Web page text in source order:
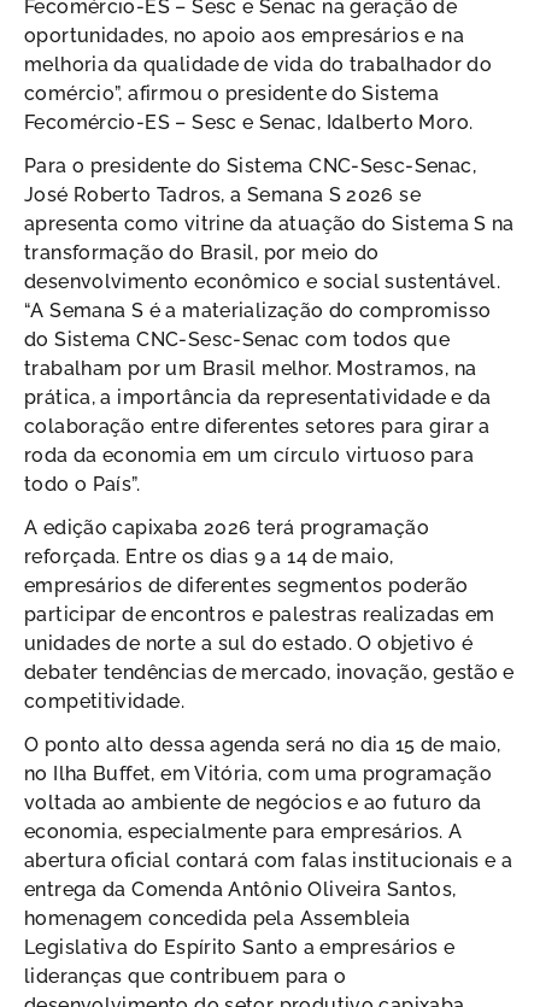
Fecomércio-ES – Sesc e Senac na geração de
oportunidades, no apoio aos empresários e na
melhoria da qualidade de vida do trabalhador do
comércio”, afirmou o presidente do Sistema
Fecomércio-ES – Sesc e Senac, Idalberto Moro.
Para o presidente do Sistema CNC-Sesc-Senac,
José Roberto Tadros, a Semana S 2026 se
apresenta como vitrine da atuação do Sistema S na
transformação do Brasil, por meio do
desenvolvimento econômico e social sustentável.
“A Semana S é a materialização do compromisso
do Sistema CNC-Sesc-Senac com todos que
trabalham por um Brasil melhor. Mostramos, na
prática, a importância da representatividade e da
colaboração entre diferentes setores para girar a
roda da economia em um círculo virtuoso para
todo o País”.
A edição capixaba 2026 terá programação
reforçada. Entre os dias 9 a 14 de maio,
empresários de diferentes segmentos poderão
participar de encontros e palestras realizadas em
unidades de norte a sul do estado. O objetivo é
debater tendências de mercado, inovação, gestão e
competitividade.
O ponto alto dessa agenda será no dia 15 de maio,
no Ilha Buffet, em Vitória, com uma programação
voltada ao ambiente de negócios e ao futuro da
economia, especialmente para empresários. A
abertura oficial contará com falas institucionais e a
entrega da Comenda Antônio Oliveira Santos,
homenagem concedida pela Assembleia
Legislativa do Espírito Santo a empresários e
lideranças que contribuem para o